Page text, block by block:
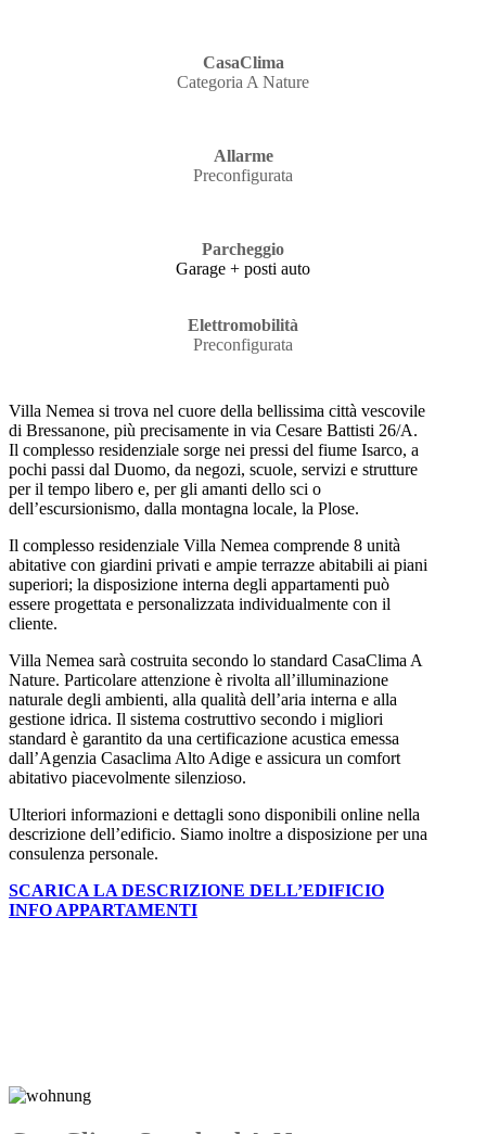
CasaClima
Categoria A Nature
Allarme
Preconfigurata
Parcheggio
Garage + posti auto
Elettromobilità
Preconfigurata
Villa Nemea si trova nel cuore della bellissima città vescovile
di Bressanone, più precisamente in via Cesare Battisti 26/A.
Il complesso residenziale sorge nei pressi del fiume Isarco, a
pochi passi dal Duomo, da negozi, scuole, servizi e strutture
per il tempo libero e, per gli amanti dello sci o
dell’escursionismo, dalla montagna locale, la Plose.
Il complesso residenziale Villa Nemea comprende 8 unità
abitative con giardini privati e ampie terrazze abitabili ai piani
superiori; la disposizione interna degli appartamenti può
essere progettata e personalizzata individualmente con il
cliente.
Villa Nemea sarà costruita secondo lo standard CasaClima A
Nature. Particolare attenzione è rivolta all’illuminazione
naturale degli ambienti, alla qualità dell’aria interna e alla
gestione idrica. Il sistema costruttivo secondo i migliori
standard è garantito da una certificazione acustica emessa
dall’Agenzia Casaclima Alto Adige e assicura un comfort
abitativo piacevolmente silenzioso.
Ulteriori informazioni e dettagli sono disponibili online nella
descrizione dell’edificio. Siamo inoltre a disposizione per una
consulenza personale.
SCARICA LA DESCRIZIONE DELL’EDIFICIO
INFO APPARTAMENTI